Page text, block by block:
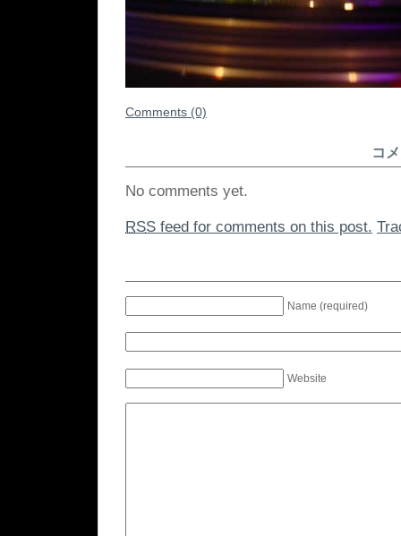
Comments (0)
コ
No comments yet.
RSS feed for comments on this post.
Name (required)
Website